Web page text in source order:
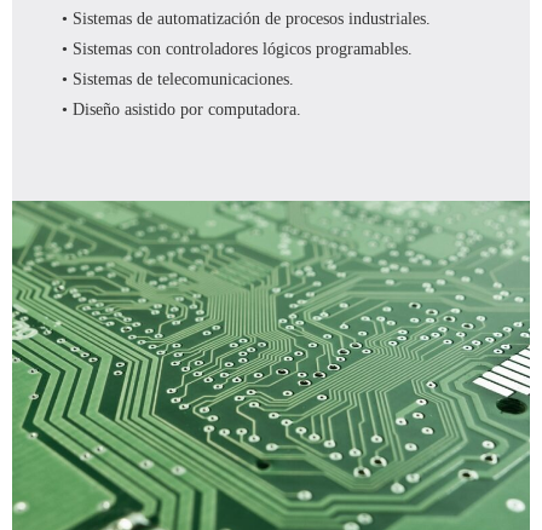
• Sistemas de automatización de procesos industriales.
• Sistemas con controladores lógicos programables.
• Sistemas de telecomunicaciones.
• Diseño asistido por computadora.